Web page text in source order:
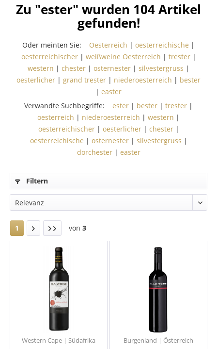
Zu "ester" wurden 104Artikel
gefunden!
Oder meinten Sie: Oesterreich | oesterreichische |
oesterreichischer| weißweine Oesterreich | trester|
western | chester | osternester | silvestergruss |
oesterlicher | grand trester | niederoesterreich | bester
| easter
Verwandte Suchbegriffe:
ester | bester | trester |
oesterreich | niederoesterreich | western |
oesterreichischer| oesterlicher| chester|
oesterreichische | osternester| silvestergruss |
dorchester| easter
Filtern
1 von 3
Western Cape | Südafrika Burgenland | Österreich